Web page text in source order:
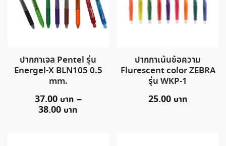
ปากกาเจล Pentel รุ่น
Energel-X BLN105 0.5
mm.
37.00
–
38.00
ปากกาเน้นข้อความ
Flurescent color ZEBRA
รุ่น WKP-1
25.00